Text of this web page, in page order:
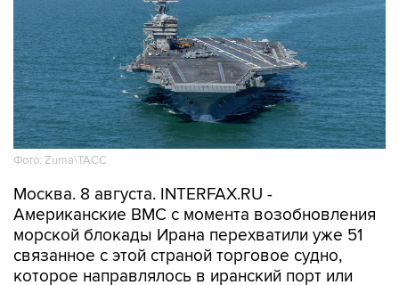
Фото: Zuma\ТАСС
Москва. 8 августа. INTERFAX.RU -
Американские ВМС с момента возобновления
морской блокады Ирана перехватили уже 51
связанное с этой страной торговое судно,
которое направлялось в иранский порт или